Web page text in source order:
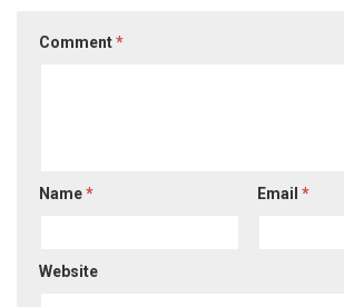
Comment*
Name* Email*
Website